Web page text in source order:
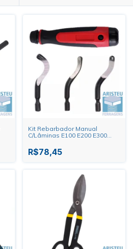
Kit Rebarbador Manual
C/Lâminas E100 E200 E300
R$78,45